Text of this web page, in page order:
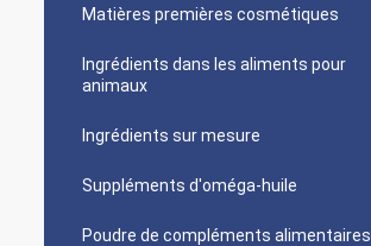
Matières premières cosmétiques
Ingrédients dans les aliments pour
animaux
Ingrédients sur mesure
Suppléments d'oméga-huile
Poudre de compléments alimentaires